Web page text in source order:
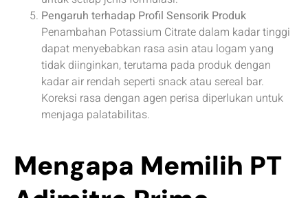
Pengaruh terhadap Profil Sensorik Produk
Penambahan Potassium Citrate dalam kadar tinggi
dapat menyebabkan rasa asin atau logam yang
tidak diinginkan, terutama pada produk dengan
kadar air rendah seperti snack atau sereal bar.
Koreksi rasa dengan agen perisa diperlukan untuk
menjaga palatabilitas.
Mengapa Memilih PT